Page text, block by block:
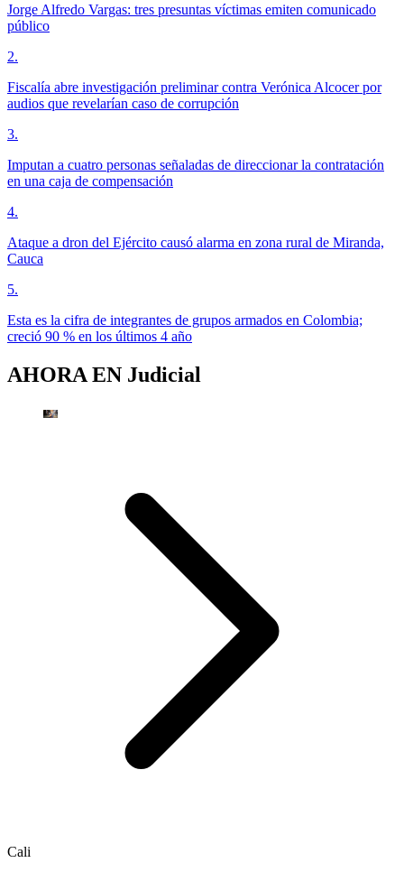
Jorge Alfredo Vargas: tres presuntas víctimas emiten comunicado
público
2.
Fiscalía abre investigación preliminar contra Verónica Alcocer por
audios que revelarían caso de corrupción
3.
Imputan a cuatro personas señaladas de direccionar la contratación
en una caja de compensación
4.
Ataque a dron del Ejército causó alarma en zona rural de Miranda,
Cauca
5.
Esta es la cifra de integrantes de grupos armados en Colombia;
creció 90 % en los últimos 4 año
AHORA EN Judicial
Cali